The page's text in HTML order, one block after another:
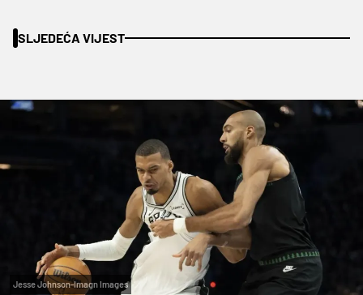
SLJEDEĆA VIJEST
Jesse Johnson-Imagn Images